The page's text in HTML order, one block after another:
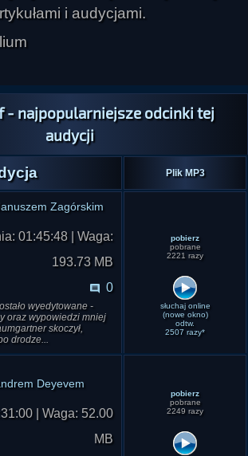
i audycjami.
- najpopularniejsze odcinki tej
audycji
Plik MP3
Zagórskim
01:45:48 | Waga:
193.73 MB
0
wyedytowane -
oraz wypowiedzi mniej
skoczył,
drodze...
pobierz
pobrane
2221 razy
słuchaj online
(nowe okno)
odtw.
2507 razy*
Deyevem
| Waga: 52.00
MB
pobierz
pobrane
2249 razy